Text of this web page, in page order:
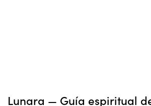
Lunara — Guía espiritual